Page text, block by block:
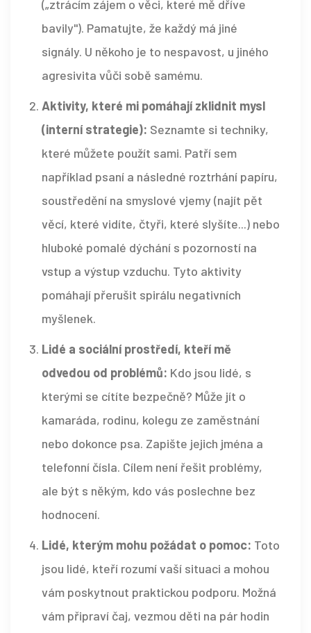
(„ztrácím zájem o věci, které mě dříve
bavily"). Pamatujte, že každý má jiné
signály. U někoho je to nespavost, u jiného
agresivita vůči sobě samému.
Aktivity, které mi pomáhají zklidnit mysl
(interní strategie): Seznamte si techniky,
které můžete použít sami. Patří sem
například psaní a následné roztrhání papíru,
soustředění na smyslové vjemy (najít pět
věcí, které vidíte, čtyři, které slyšíte...) nebo
hluboké pomalé dýchání s pozorností na
vstup a výstup vzduchu. Tyto aktivity
pomáhají přerušit spirálu negativních
myšlenek.
Lidé a sociální prostředí, kteří mě
odvedou od problémů: Kdo jsou lidé, s
kterými se cítíte bezpečně? Může jít o
kamaráda, rodinu, kolegu ze zaměstnání
nebo dokonce psa. Zapište jejich jména a
telefonní čísla. Cílem není řešit problémy,
ale být s někým, kdo vás poslechne bez
hodnocení.
Lidé, kterým mohu požádat o pomoc: Toto
jsou lidé, kteří rozumí vaší situaci a mohou
vám poskytnout praktickou podporu. Možná
vám připraví čaj, vezmou děti na pár hodin